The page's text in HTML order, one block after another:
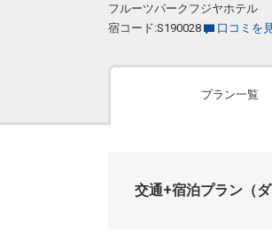
フルーツパークフジヤホテル
宿コード:S190028
口コミを
プラン一覧
交通+宿泊プラン （